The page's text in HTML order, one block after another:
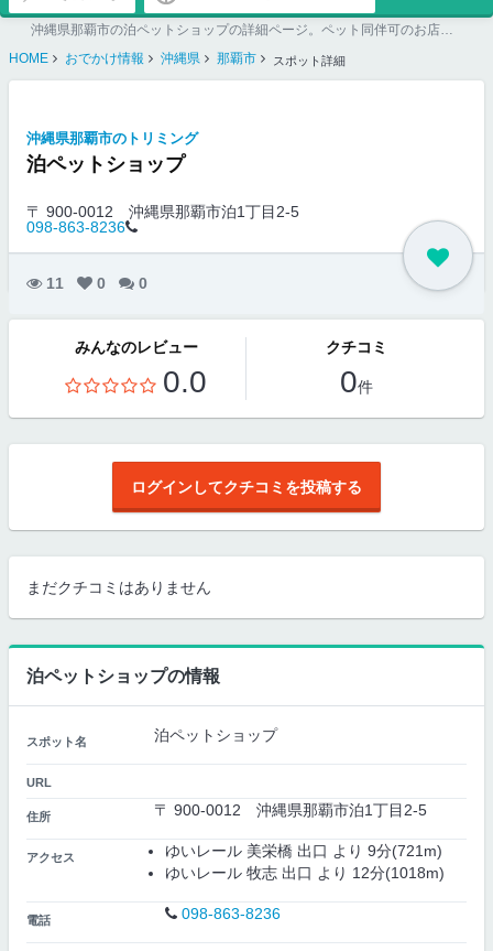
沖縄県那覇市の泊ペットショップの詳細ページ。ペット同伴可のお店探しならペットホームウェブ。ペット可賃貸のお部屋探し、ペット可マンション購入のご検討時にもご利用ください。
HOME
おでかけ情報 沖縄県 那覇市 スポット詳細
沖縄県那覇市のトリミング
泊ペットショップ
〒 900-0012
沖縄県那覇市泊1丁目2-5
098-863-8236
11 0 0
みんなのレビュー
0.0
クチコミ
0件
ログインしてクチコミを投稿する
まだクチコミはありません
泊ペットショップの情報
スポット名 泊ペットショップ
URL
住所 〒 900-0012 沖縄県那覇市泊1丁目2-5
アクセス
ゆいレール 美栄橋 出口 より 9分(721m)
ゆいレール 牧志 出口 より 12分(1018m)
電話 098-863-8236